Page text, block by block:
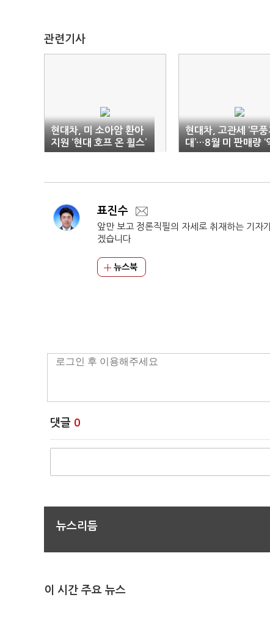
관련기사
현대차, 미 소아암 환아
지원 ‘현대 호프 온 휠스’
누적 기부 2억770달러
현대차, 고관세 ‘무풍
대’…8월 미 판매량 ‘
대 최다’
표진수
앞만 보고 정론직필의 자세로 취재하는 기자
겠습니다
뉴스북
댓글 0
뉴스리듬
이 시간 주요 뉴스